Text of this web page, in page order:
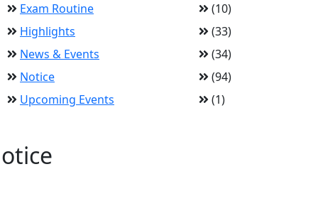
Exam Routine
(10)
Highlights
(33)
News & Events
(34)
Notice
(94)
Upcoming Events
(1)